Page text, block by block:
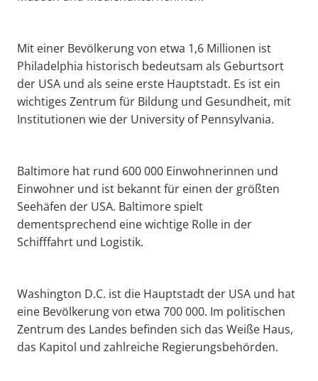
Mit einer Bevölkerung von etwa 1,6 Millionen ist
Philadelphia historisch bedeutsam als Geburtsort
der USA und als seine erste Hauptstadt. Es ist ein
wichtiges Zentrum für Bildung und Gesundheit, mit
Institutionen wie der University of Pennsylvania.
Baltimore hat rund 600 000 Einwohnerinnen und
Einwohner und ist bekannt für einen der größten
Seehäfen der USA. Baltimore spielt
dementsprechend eine wichtige Rolle in der
Schifffahrt und Logistik.
Washington D.C. ist die Hauptstadt der USA und hat
eine Bevölkerung von etwa 700 000. Im politischen
Zentrum des Landes befinden sich das Weiße Haus,
das Kapitol und zahlreiche Regierungsbehörden.